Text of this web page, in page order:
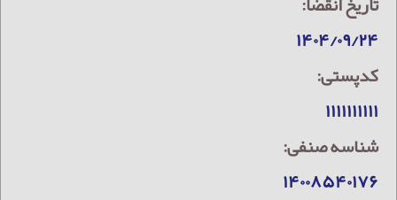
۱۴۰۴/۰۹/۲۴
کدپستی:
۱۱۱۱۱۱۱۱۱۱
شناسه صنفی:
۱۴۰۰۸۵۴۰۱۷۶